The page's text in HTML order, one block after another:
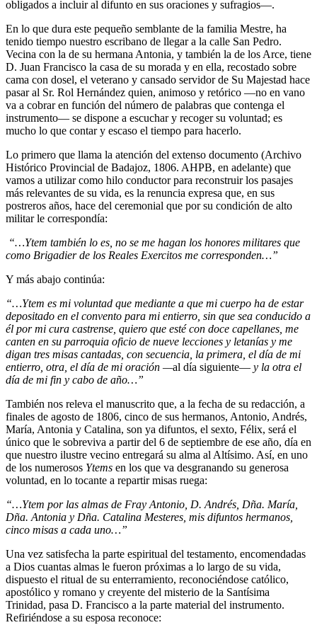
obligados a incluir al difunto en sus oraciones y sufragios—.
En lo que dura este pequeño semblante de la familia Mestre, ha
tenido tiempo nuestro escribano de llegar a la calle San Pedro.
Vecina con la de su hermana Antonia, y también la de los Arce, tiene
D. Juan Francisco la casa de su morada y en ella, recostado sobre
cama con dosel, el veterano y cansado servidor de Su Majestad hace
pasar al Sr. Rol Hernández quien, animoso y retórico —no en vano
va a cobrar en función del número de palabras que contenga el
instrumento— se dispone a escuchar y recoger su voluntad; es
mucho lo que contar y escaso el tiempo para hacerlo.
Lo primero que llama la atención del extenso documento (Archivo
Histórico Provincial de Badajoz, 1806. AHPB, en adelante) que
vamos a utilizar como hilo conductor para reconstruir los pasajes
más relevantes de su vida, es la renuncia expresa que, en sus
postreros años, hace del ceremonial que por su condición de alto
militar le correspondía:
“…Ytem también lo es, no se me hagan los honores militares que
como Brigadier de los Reales Exercitos me corresponden…”
Y más abajo continúa:
“…Ytem es mi voluntad que mediante a que mi cuerpo ha de estar
depositado en el convento para mi entierro, sin que sea conducido a
él por mi cura castrense, quiero que esté con doce capellanes, me
canten en su parroquia oficio de nueve lecciones y letanías y me
digan tres misas cantadas, con secuencia, la primera, el día de mi
entierro, otra, el día de mi oración —al día siguiente— y la otra el
día de mi fin y cabo de año…”
También nos releva el manuscrito que, a la fecha de su redacción, a
finales de agosto de 1806, cinco de sus hermanos, Antonio, Andrés,
María, Antonia y Catalina, son ya difuntos, el sexto, Félix, será el
único que le sobreviva a partir del 6 de septiembre de ese año, día en
que nuestro ilustre vecino entregará su alma al Altísimo. Así, en uno
de los numerosos Ytems en los que va desgranando su generosa
voluntad, en lo tocante a repartir misas ruega:
“…Ytem por las almas de Fray Antonio, D. Andrés, Dña. María,
Dña. Antonia y Dña. Catalina Mesteres, mis difuntos hermanos,
cinco misas a cada uno…”
Una vez satisfecha la parte espiritual del testamento, encomendadas
a Dios cuantas almas le fueron próximas a lo largo de su vida,
dispuesto el ritual de su enterramiento, reconociéndose católico,
apostólico y romano y creyente del misterio de la Santísima
Trinidad, pasa D. Francisco a la parte material del instrumento.
Refiriéndose a su esposa reconoce: